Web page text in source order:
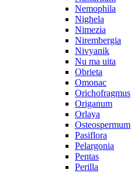
Nemophila
Nighela
Nimezia
Nirembergia
Nivyanik
Nu ma uita
Obrieta
Omonac
Orichofragmus
Origanum
Orlaya
Osteospermum
Pasiflora
Pelargonia
Pentas
Perilla